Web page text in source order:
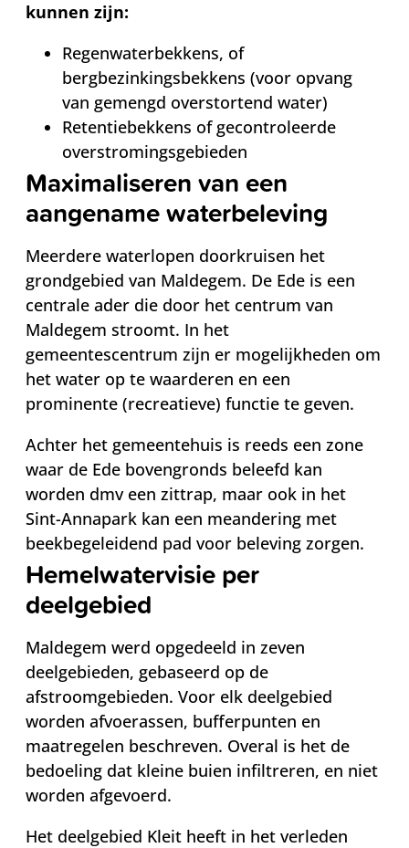
kunnen zijn:
Regenwaterbekkens, of
bergbezinkingsbekkens (voor opvang
van gemengd overstortend water)
Retentiebekkens of gecontroleerde
overstromingsgebieden
Maximaliseren van een
aangename waterbeleving
Meerdere waterlopen doorkruisen het
grondgebied van Maldegem. De Ede is een
centrale ader die door het centrum van
Maldegem stroomt. In het
gemeentescentrum zijn er mogelijkheden om
het water op te waarderen en een
prominente (recreatieve) functie te geven.
Achter het gemeentehuis is reeds een zone
waar de Ede bovengronds beleefd kan
worden dmv een zittrap, maar ook in het
Sint-Annapark kan een meandering met
beekbegeleidend pad voor beleving zorgen.
Hemelwatervisie per
deelgebied
Maldegem werd opgedeeld in zeven
deelgebieden, gebaseerd op de
afstroomgebieden. Voor elk deelgebied
worden afvoerassen, bufferpunten en
maatregelen beschreven. Overal is het de
bedoeling dat kleine buien infiltreren, en niet
worden afgevoerd.
Het deelgebied Kleit heeft in het verleden